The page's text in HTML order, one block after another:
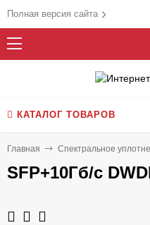
Полная версия сайта
КАТАЛОГ ТОВАРОВ
Главная Спектральное
SFP+10Гб/с